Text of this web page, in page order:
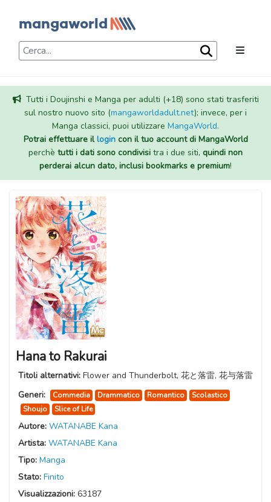
Tutti i Doujinshi e Manga per adulti (+18) sono stati trasferiti
sul nostro nuovo sito (mangaworldadult.net); invece, per i
Manga classici, puoi utilizzare MangaWorld.
Potrai effettuare illogincon il tuo account di MangaWorld
perchè tutti i dati sono condivisi tra i due siti, quindi non
perderai alcun dato, inclusi bookmarks e premium!
Hana to Rakurai
Titoli alternativi: Flower and Thunderbolt, 花と落雷, 花与落雷
Generi:
Commedia Drammatico Romantico
Scolastico
Shoujo
Slice of Life
Autore: WATANABE Kana
Artista: WATANABE Kana
Tipo: Manga
Stato: Finito
Visualizzazioni: 63187